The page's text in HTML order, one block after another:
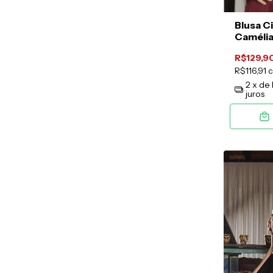
Blusa
R$116,91
2x de
juros